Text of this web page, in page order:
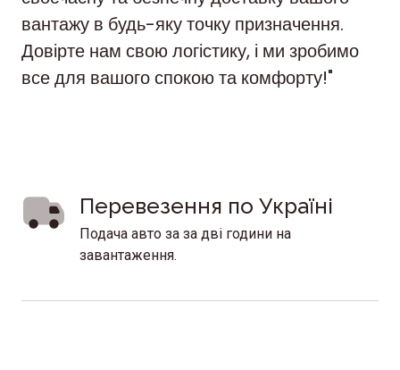
вантажу в будь-яку точку призначення.
Довірте нам свою логістику, і ми зробимо
все для вашого спокою та комфорту!"
Перевезення по Україні
Подача авто за за дві години на
завантаження.